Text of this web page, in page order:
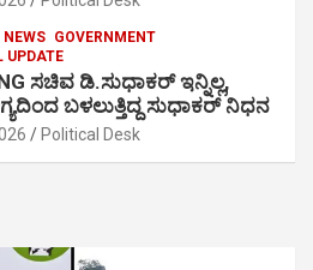
NEWS GOVERNMENT
UPDATE
ಸಚಿವ ಡಿ.ಸುಧಾಕರ್ ಇನ್ನಿಲ್ಲ,
ಬಳಲುತ್ತಿದ್ದ ಸುಧಾಕರ್ ನಿಧನ
Political Desk